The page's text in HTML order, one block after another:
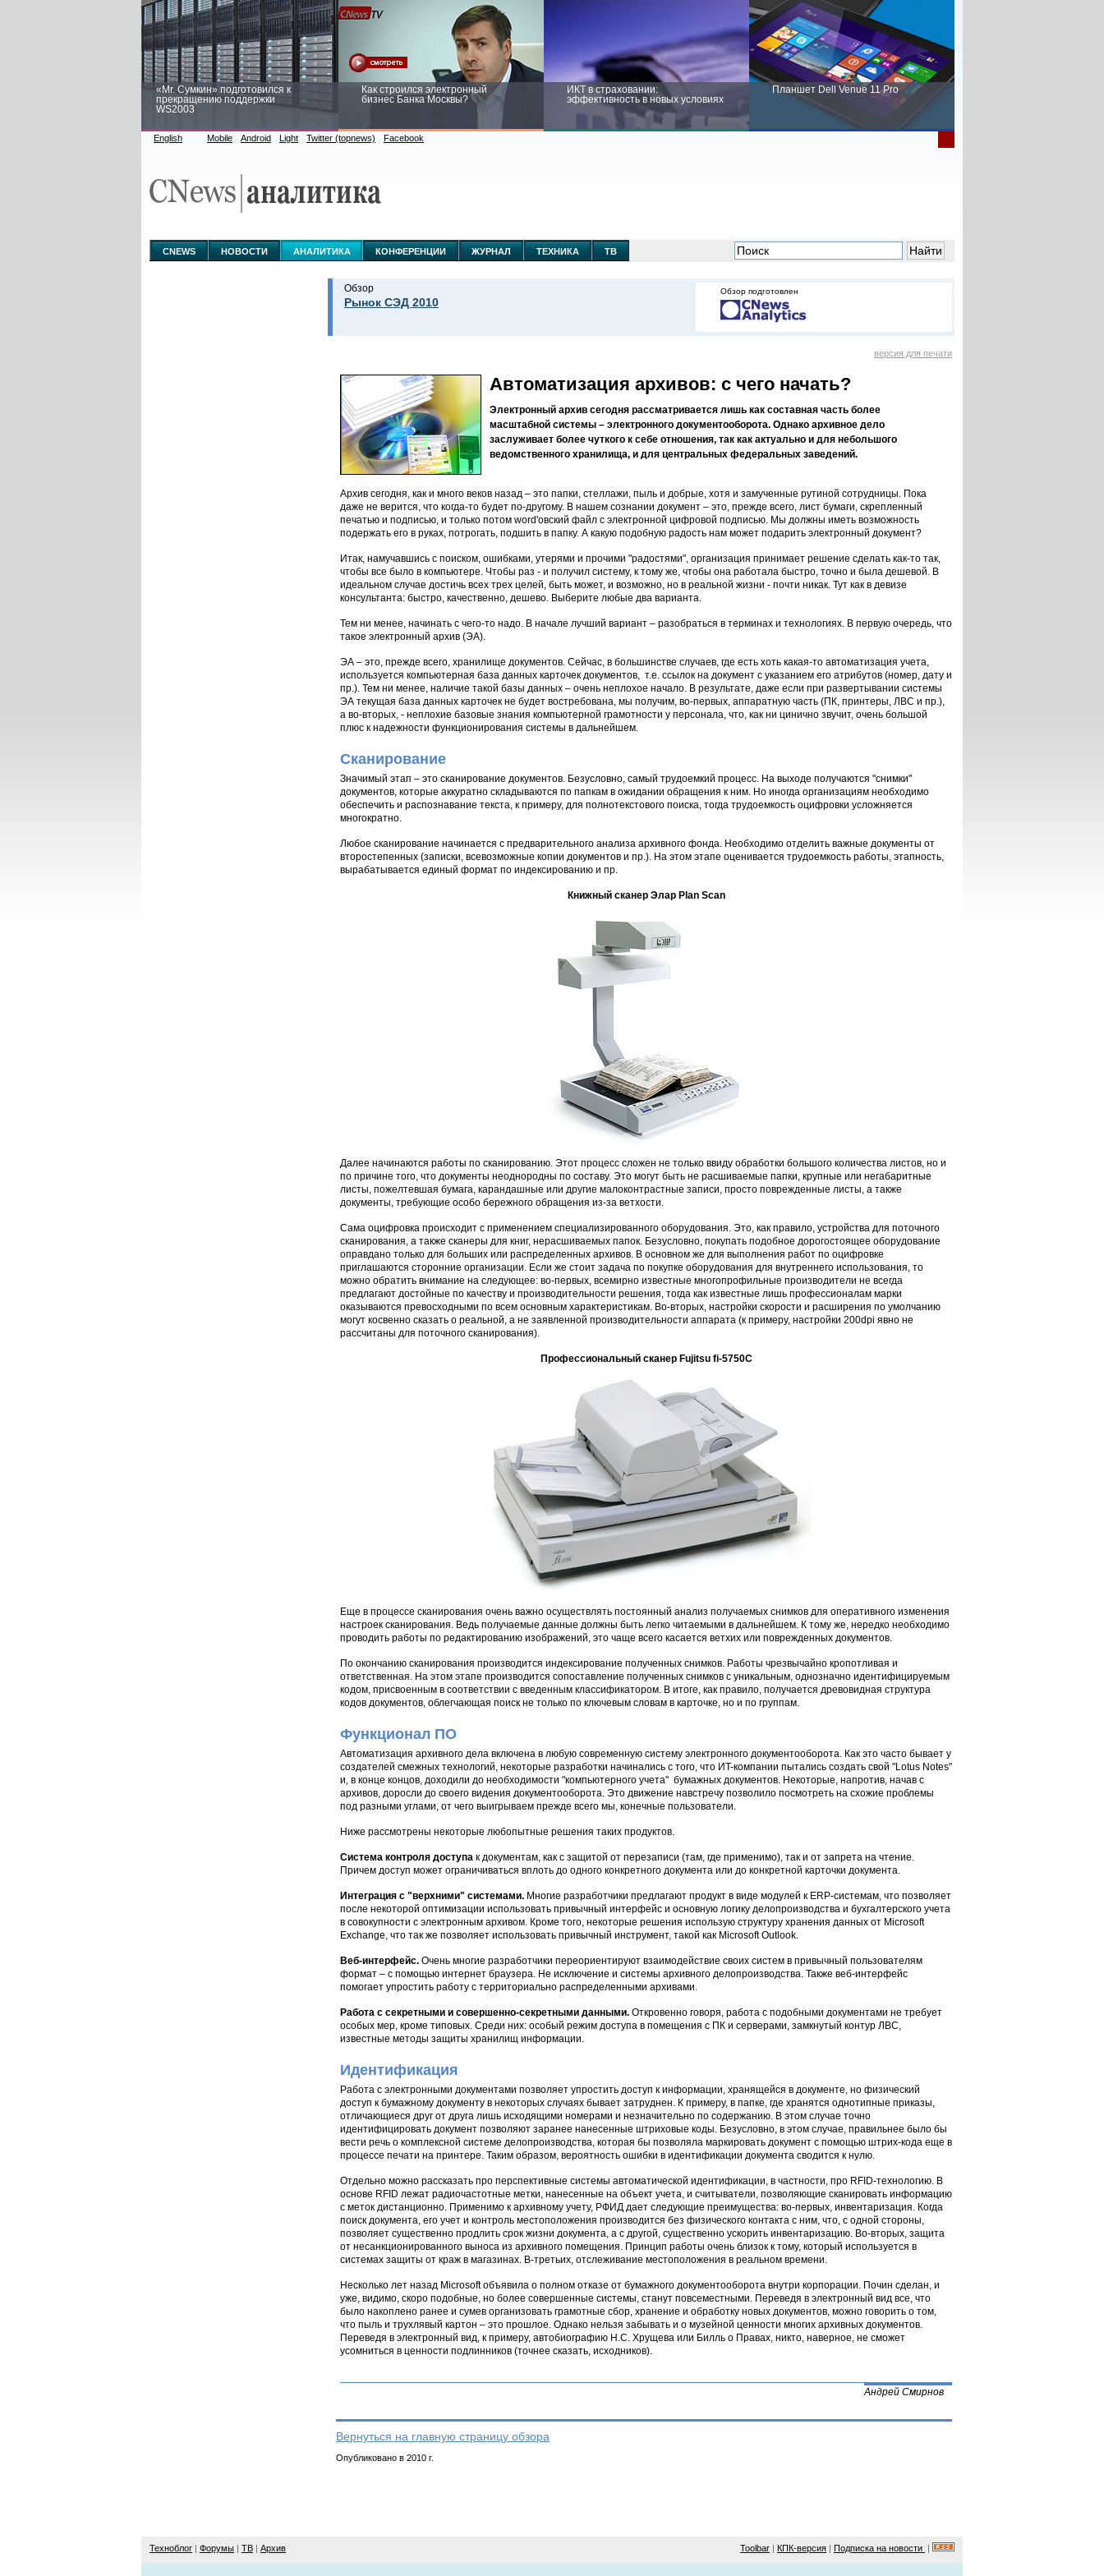
«Mr. Сумкин» подготовился к
прекращению поддержки
WS2003
Как строился электронный
бизнес Банка Москвы?
ИКТ в страховании:
эффективность в новых условиях
Планшет Dell Venue 11 Pro
аналитике
новых условиях
English Mobile Android Light Twitter (topnews) Facebook
CNEWS НОВОСТИ АНАЛИТИКА КОНФЕРЕНЦИИ ЖУРНАЛ ТЕХНИКА ТВ
Обзор
Рынок СЭД 2010
Обзор подготовлен
версия для печати
Автоматизация архивов: с чего начать?
Электронный архив сегодня рассматривается лишь как составная часть более
масштабной системы – электронного документооборота. Однако архивное дело
заслуживает более чуткого к себе отношения, так как актуально и для небольшого
ведомственного хранилища, и для центральных федеральных заведений.
Архив сегодня, как и много веков назад – это папки, стеллажи, пыль и добрые, хотя и замученные рутиной сотрудницы. Пока
даже не верится, что когда-то будет по-другому. В нашем сознании документ – это, прежде всего, лист бумаги, скрепленный
печатью и подписью, и только потом word'овский файл с электронной цифровой подписью. Мы должны иметь возможность
подержать его в руках, потрогать, подшить в папку. А какую подобную радость нам может подарить электронный документ?
Итак, намучавшись с поиском, ошибками, утерями и прочими "радостями", организация принимает решение сделать как-то так,
чтобы все было в компьютере. Чтобы раз - и получил систему, к тому же, чтобы она работала быстро, точно и была дешевой. В
идеальном случае достичь всех трех целей, быть может, и возможно, но в реальной жизни - почти никак. Тут как в девизе
консультанта: быстро, качественно, дешево. Выберите любые два варианта.
Тем ни менее, начинать с чего-то надо. В начале лучший вариант – разобраться в терминах и технологиях. В первую очередь, что
такое электронный архив (ЭА).
ЭА – это, прежде всего, хранилище документов. Сейчас, в большинстве случаев, где есть хоть какая-то автоматизация учета,
используется компьютерная база данных карточек документов, т.е. ссылок на документ с указанием его атрибутов (номер, дату и
пр.). Тем ни менее, наличие такой базы данных – очень неплохое начало. В результате, даже если при развертывании системы
ЭА текущая база данных карточек не будет востребована, мы получим, во-первых, аппаратную часть (ПК, принтеры, ЛВС и пр.),
а во-вторых, - неплохие базовые знания компьютерной грамотности у персонала, что, как ни цинично звучит, очень большой
плюс к надежности функционирования системы в дальнейшем.
Сканирование
Значимый этап – это сканирование документов. Безусловно, самый трудоемкий процесс. На выходе получаются "снимки"
документов, которые аккуратно складываются по папкам в ожидании обращения к ним. Но иногда организациям необходимо
обеспечить и распознавание текста, к примеру, для полнотекстового поиска, тогда трудоемкость оцифровки усложняется
многократно.
Любое сканирование начинается с предварительного анализа архивного фонда. Необходимо отделить важные документы от
второстепенных (записки, всевозможные копии документов и пр.). На этом этапе оценивается трудоемкость работы, этапность,
вырабатывается единый формат по индексированию и пр.
Книжный сканер Элар Plan Scan
Далее начинаются работы по сканированию. Этот процесс сложен не только ввиду обработки большого количества листов, но и
по причине того, что документы неоднородны по составу. Это могут быть не расшиваемые папки, крупные или негабаритные
листы, пожелтевшая бумага, карандашные или другие малоконтрастные записи, просто поврежденные листы, а также
документы, требующие особо бережного обращения из-за ветхости.
Сама оцифровка происходит с применением специализированного оборудования. Это, как правило, устройства для поточного
сканирования, а также сканеры для книг, нерасшиваемых папок. Безусловно, покупать подобное дорогостоящее оборудование
оправдано только для больших или распределенных архивов. В основном же для выполнения работ по оцифровке
приглашаются сторонние организации. Если же стоит задача по покупке оборудования для внутреннего использования, то
можно обратить внимание на следующее: во-первых, всемирно известные многопрофильные производители не всегда
предлагают достойные по качеству и производительности решения, тогда как известные лишь профессионалам марки
оказываются превосходными по всем основным характеристикам. Во-вторых, настройки скорости и расширения по умолчанию
могут косвенно сказать о реальной, а не заявленной производительности аппарата (к примеру, настройки 200dpi явно не
рассчитаны для поточного сканирования).
Профессиональный сканер Fujitsu fi-5750C
Еще в процессе сканирования очень важно осуществлять постоянный анализ получаемых снимков для оперативного изменения
настроек сканирования. Ведь получаемые данные должны быть легко читаемыми в дальнейшем. К тому же, нередко необходимо
проводить работы по редактированию изображений, это чаще всего касается ветхих или поврежденных документов.
По окончанию сканирования производится индексирование полученных снимков. Работы чрезвычайно кропотливая и
ответственная. На этом этапе производится сопоставление полученных снимков с уникальным, однозначно идентифицируемым
кодом, присвоенным в соответствии с введенным классификатором. В итоге, как правило, получается древовидная структура
кодов документов, облегчающая поиск не только по ключевым словам в карточке, но и по группам.
Функционал ПО
Автоматизация архивного дела включена в любую современную систему электронного документооборота. Как это часто бывает у
создателей смежных технологий, некоторые разработки начинались с того, что ИT-компании пытались создать свой "Lotus Notes"
и, в конце концов, доходили до необходимости "компьютерного учета" бумажных документов. Некоторые, напротив, начав с
архивов, доросли до своего видения документооборота. Это движение навстречу позволило посмотреть на схожие проблемы
под разными углами, от чего выигрываем прежде всего мы, конечные пользователи.
Ниже рассмотрены некоторые любопытные решения таких продуктов.
Система контроля доступа к документам, как с защитой от перезаписи (там, где применимо), так и от запрета на чтение.
Причем доступ может ограничиваться вплоть до одного конкретного документа или до конкретной карточки документа.
Интеграция с "верхними" системами. Многие разработчики предлагают продукт в виде модулей к ERP-системам, что позволяет
после некоторой оптимизации использовать привычный интерфейс и основную логику делопроизводства и бухгалтерского учета
в совокупности с электронным архивом. Кроме того, некоторые решения использую структуру хранения данных от Microsoft
Exchange, что так же позволяет использовать привычный инструмент, такой как Microsoft Outlook.
Веб-интерфейс. Очень многие разработчики переориентируют взаимодействие своих систем в привычный пользователям
формат – с помощью интернет браузера. Не исключение и системы архивного делопроизводства. Также веб-интерфейс
помогает упростить работу с территориально распределенными архивами.
Работа с секретными и совершенно-секретными данными. Откровенно говоря, работа с подобными документами не требует
особых мер, кроме типовых. Среди них: особый режим доступа в помещения с ПК и серверами, замкнутый контур ЛВС,
известные методы защиты хранилищ информации.
Идентификация
Работа с электронными документами позволяет упростить доступ к информации, хранящейся в документе, но физический
доступ к бумажному документу в некоторых случаях бывает затруднен. К примеру, в папке, где хранятся однотипные приказы,
отличающиеся друг от друга лишь исходящими номерами и незначительно по содержанию. В этом случае точно
идентифицировать документ позволяют заранее нанесенные штриховые коды. Безусловно, в этом случае, правильнее было бы
вести речь о комплексной системе делопроизводства, которая бы позволяла маркировать документ с помощью штрих-кода еще в
процессе печати на принтере. Таким образом, вероятность ошибки в идентификации документа сводится к нулю.
Отдельно можно рассказать про перспективные системы автоматической идентификации, в частности, про RFID-технологию. В
основе RFID лежат радиочастотные метки, нанесенные на объект учета, и считыватели, позволяющие сканировать информацию
с меток дистанционно. Применимо к архивному учету, РФИД дает следующие преимущества: во-первых, инвентаризация. Когда
поиск документа, его учет и контроль местоположения производится без физического контакта с ним, что, с одной стороны,
позволяет существенно продлить срок жизни документа, а с другой, существенно ускорить инвентаризацию. Во-вторых, защита
от несанкционированного выноса из архивного помещения. Принцип работы очень близок к тому, который используется в
системах защиты от краж в магазинах. В-третьих, отслеживание местоположения в реальном времени.
Несколько лет назад Microsoft объявила о полном отказе от бумажного документооборота внутри корпорации. Почин сделан, и
уже, видимо, скоро подобные, но более совершенные системы, станут повсеместными. Переведя в электронный вид все, что
было накоплено ранее и сумев организовать грамотные сбор, хранение и обработку новых документов, можно говорить о том,
что пыль и трухлявый картон – это прошлое. Однако нельзя забывать и о музейной ценности многих архивных документов.
Переведя в электронный вид, к примеру, автобиографию Н.С. Хрущева или Билль о Правах, никто, наверное, не сможет
усомниться в ценности подлинников (точнее сказать, исходников).
Андрей Смирнов
Вернуться на главную страницу обзора
Опубликовано в 2010 г.
Техноблог | Форумы | ТВ | Архив Toolbar | КПК-версия | Подписка на новости |